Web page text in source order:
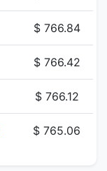
$ 766.84
$ 766.42
$ 766.12
$ 765.06